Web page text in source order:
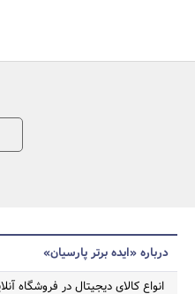
درباره «ایده برتر پارسیان»
انواع کالای دیجیتال در فروشگاه